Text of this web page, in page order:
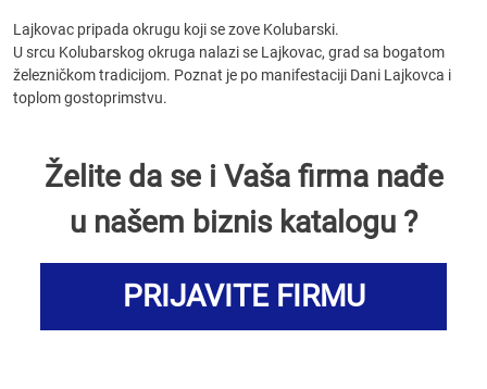
Lajkovac pripada okrugu koji se zove Kolubarski.
U srcu Kolubarskog okruga nalazi se Lajkovac, grad sa bogatom
železničkom tradicijom. Poznat je po manifestaciji Dani Lajkovca i
toplom gostoprimstvu.
Želite da se i Vaša firma nađe
u našem biznis katalogu ?
PRIJAVITE FIRMU